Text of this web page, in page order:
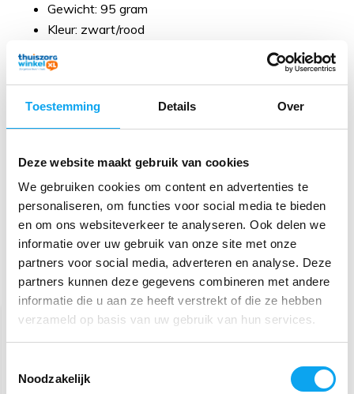
Toestemming Details Over
Deze website maakt gebruik van cookies
We gebruiken cookies om content en advertenties te
personaliseren, om functies voor social media te bieden
en om ons websiteverkeer te analyseren. Ook delen we
informatie over uw gebruik van onze site met onze
partners voor social media, adverteren en analyse. Deze
partners kunnen deze gegevens combineren met andere
informatie die u aan ze heeft verstrekt of die ze hebben
verzameld op basis van uw gebruik van hun services.
Noodzakelijk
Gewicht: 95 gram
Kleur: zwart/rood
Reviews
Er zijn nog geen reviews geschreven over dit product.
waardebon t.w.v. €25,-
Recent bekeken